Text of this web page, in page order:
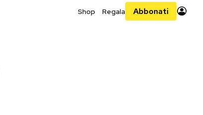
Shop Regala Abbonati